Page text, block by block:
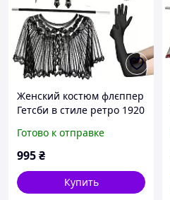
Женский костюм флєппер
Гетсби в стиле ретро 1920
Готово к отправке
995₴
Купить